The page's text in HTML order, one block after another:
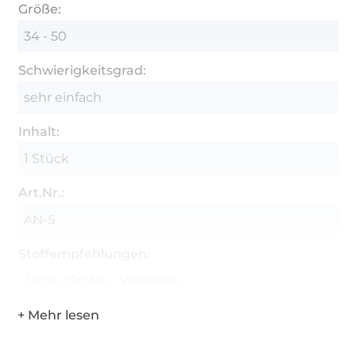
Größe:
34 - 50
Schwierigkeitsgrad:
sehr einfach
Inhalt:
1 Stück
Art.Nr.:
AN-5